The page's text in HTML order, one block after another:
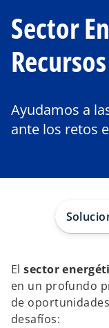
Sector
Ayudamos a
ante los retos
Elsector
en un profundo
de
desafíos: